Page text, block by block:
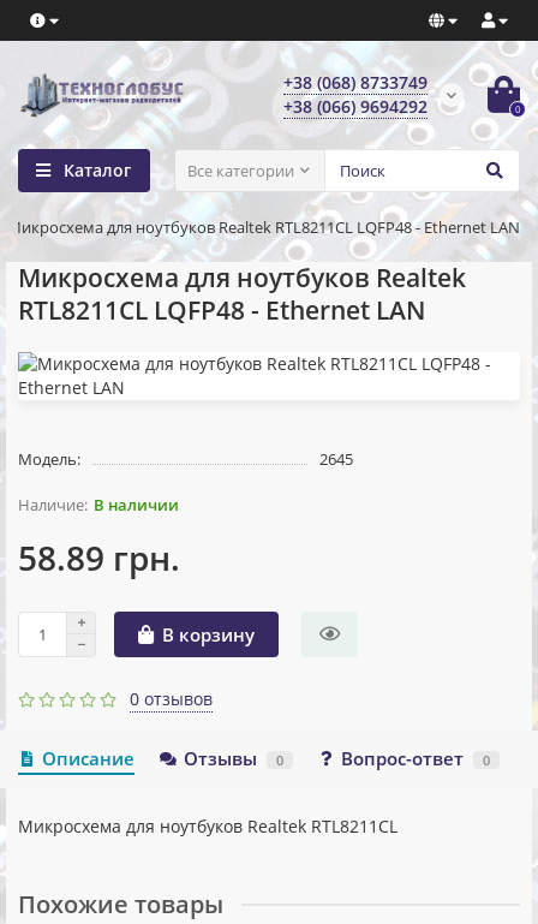
+38 (068) 8733749
+38 (066) 9694292
0
Каталог Все категории
Микросхема для ноутбуков Realtek RTL8211CL LQFP48 - Ethernet LAN
Микросхема для ноутбуков Realtek
RTL8211CL LQFP48 - Ethernet LAN
Модель: 2645
В наличии
58.89 грн.
В корзину
0 отзывов
Описание Отзывы 0 Вопрос-ответ 0
Микросхема для ноутбуков Realtek RTL8211CL
Похожие товары